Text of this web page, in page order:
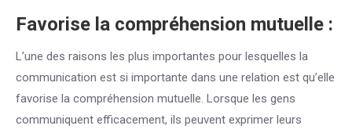
Favorise la compréhension mutuelle :
L’une des raisons les plus importantes pour lesquelles la
communication est si importante dans une relation est qu’elle
favorise la compréhension mutuelle. Lorsque les gens
communiquent efficacement, ils peuvent exprimer leurs